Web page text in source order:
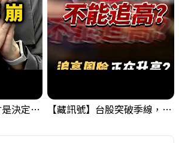
黃金偷偷大漲！這才是決定台股生死的「真風向球」！｜Mr.Jimmy高志銘 #黃金 #美元指數 #聯準會 【藏訊號】台股突破季線，週一我提醒了這個關鍵訊號